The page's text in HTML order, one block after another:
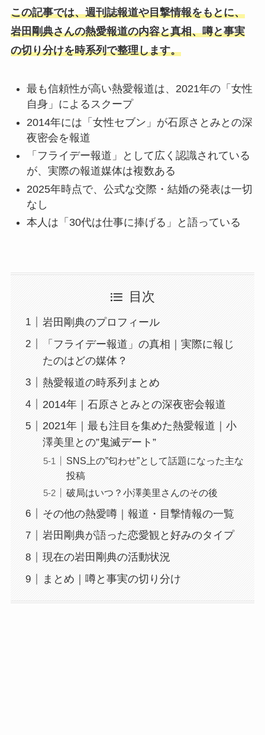
この記事では、週刊誌報道や目撃情報をもとに、
岩田剛典さんの熱愛報道の内容と真相、噂と事実
の切り分けを時系列で整理します。
最も信頼性が高い熱愛報道は、2021年の「女性
自身」によるスクープ
2014年には「女性セブン」が石原さとみとの深
夜密会を報道
「フライデー報道」として広く認識されている
が、実際の報道媒体は複数ある
2025年時点で、公式な交際・結婚の発表は一切
なし
本人は「30代は仕事に捧げる」と語っている
目次
岩田剛典のプロフィール
「フライデー報道」の真相｜実際に報じ
たのはどの媒体？
熱愛報道の時系列まとめ
2014年｜石原さとみとの深夜密会報道
2021年｜最も注目を集めた熱愛報道｜小
澤美里との”鬼滅デート”
SNS上の”匂わせ”として話題になった主な
投稿
破局はいつ？小澤美里さんのその後
その他の熱愛噂｜報道・目撃情報の一覧
岩田剛典が語った恋愛観と好みのタイプ
現在の岩田剛典の活動状況
まとめ｜噂と事実の切り分け